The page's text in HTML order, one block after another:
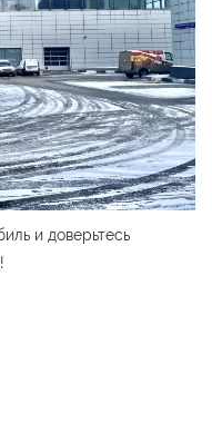
и доверьтесь